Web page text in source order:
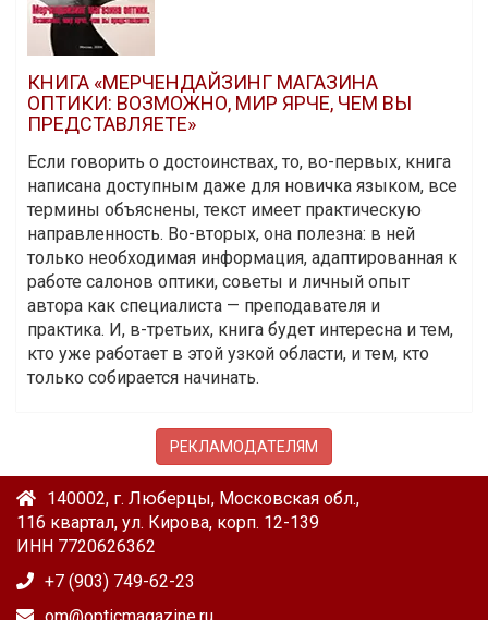
КНИГА «МЕРЧЕНДАЙЗИНГ МАГАЗИНА
ОПТИКИ: ВОЗМОЖНО, МИР ЯРЧЕ, ЧЕМ ВЫ
ПРЕДСТАВЛЯЕТЕ»
Если говорить о достоинствах, то, во-первых, книга
написана доступным даже для новичка языком, все
термины объяснены, текст имеет практическую
направленность. Во-вторых, она полезна: в ней
только необходимая информация, адаптированная к
работе салонов оптики, советы и личный опыт
автора как специалиста — преподавателя и
практика. И, в-третьих, книга будет интересна и тем,
кто уже работает в этой узкой области, и тем, кто
только собирается начинать.
РЕКЛАМОДАТЕЛЯМ
140002, г. Люберцы, Московская обл.,
116 квартал, ул. Кирова, корп. 12-139
ИНН 7720626362
+7 (903) 749-62-23